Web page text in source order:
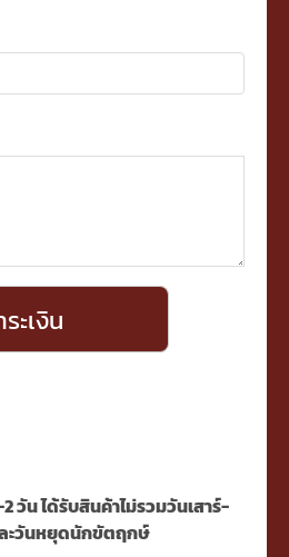
วัน ได้รับสินค้าไม่รวมวันเสาร์-
ะวันหยุดนักขัตฤกษ์